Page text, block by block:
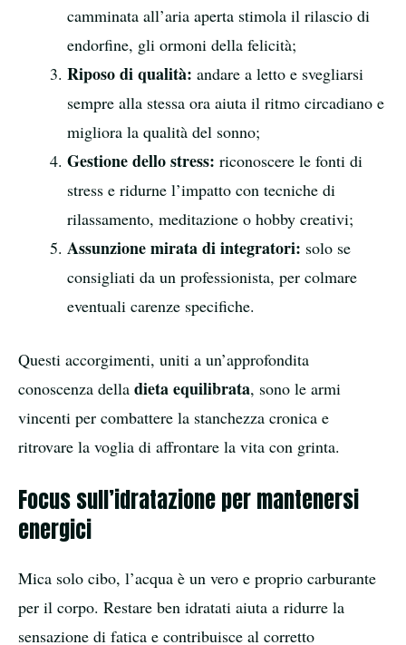
camminata all’aria aperta stimola il rilascio di
endorfine, gli ormoni della felicità;
Riposo di qualità: andare a letto e svegliarsi
sempre alla stessa ora aiuta il ritmo circadiano e
migliora la qualità del sonno;
Gestione dello stress: riconoscere le fonti di
stress e ridurne l’impatto con tecniche di
rilassamento, meditazione o hobby creativi;
Assunzione mirata di integratori: solo se
consigliati da un professionista, per colmare
eventuali carenze specifiche.
Questi accorgimenti, uniti a un’approfondita
conoscenza della dieta equilibrata, sono le armi
vincenti per combattere la stanchezza cronica e
ritrovare la voglia di affrontare la vita con grinta.
Focus sull’idratazione per mantenersi
energici
Mica solo cibo, l’acqua è un vero e proprio carburante
per il corpo. Restare ben idratati aiuta a ridurre la
sensazione di fatica e contribuisce al corretto